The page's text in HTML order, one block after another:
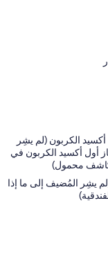
الكربون (لم يشِر
أول أكسيد الكربون في
كاشف محمول)
يشِر المُضيف إلى ما إذا